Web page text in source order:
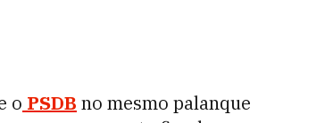
o PSDB no mesmo palanque